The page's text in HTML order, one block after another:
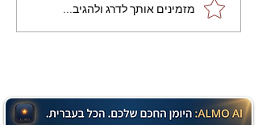
מתכון מנצח עוגת מייפל
שוקולד בחושה וקלה - זיוה
מזמינים אותך לדרג ולהגיב...